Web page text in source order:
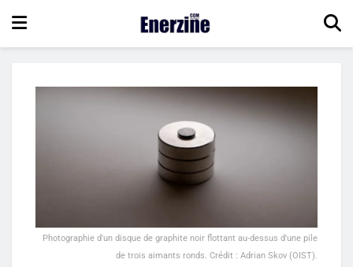
Photographie d'un disque de graphite noir flottant au-dessus d'une pile
de trois aimants ronds. Crédit : Adrian Skov (OIST).